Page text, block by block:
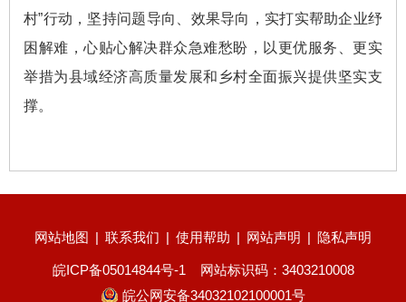
村”行动，坚持问题导向、效果导向，实打实帮助企业纾
困解难，心贴心解决群众急难愁盼，以更优服务、更实
举措为县域经济高质量发展和乡村全面振兴提供坚实支
撑。
网站地图 | 联系我们 | 使用帮助 | 网站声明 | 隐私声明
皖ICP备05014844号-1
网站标识码：3403210008
皖公网安备34032102100001号